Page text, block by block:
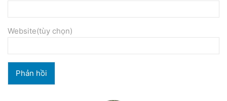
Website(tùy chọn)